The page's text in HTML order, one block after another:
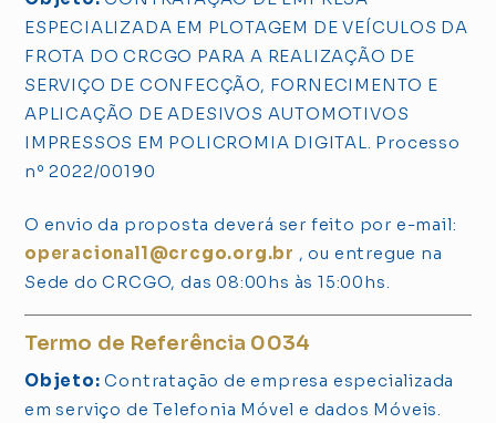
ESPECIALIZADA EM PLOTAGEM DE VEÍCULOS DA
FROTA DO CRCGO PARA A REALIZAÇÃO DE
SERVIÇO DE CONFECÇÃO, FORNECIMENTO E
APLICAÇÃO DE ADESIVOS AUTOMOTIVOS
IMPRESSOS EM POLICROMIA DIGITAL. Processo
nº 2022/00190
O envio da proposta deverá ser feito por e-mail:
operacional1@crcgo.org.br , ou entregue na
Sede do CRCGO, das 08:00hs às 15:00hs.
Termo de Referência 0034
Objeto: Contratação de empresa especializada
em serviço de Telefonia Móvel e dados Móveis.